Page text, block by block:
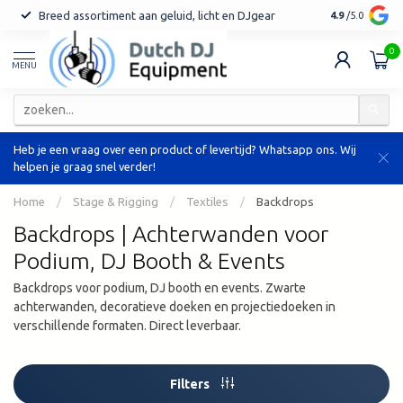
Breed assortiment aan geluid, licht en DJgear Tot 7 jaar
4.9 /5.0
MENU
0
Heb je een vraag over een product of levertijd? Whatsapp ons. Wij
helpen je graag snel verder!
Home / Stage & Rigging / Textiles / Backdrops
Backdrops | Achterwanden voor
Podium, DJ Booth & Events
Backdrops voor podium, DJ booth en events. Zwarte
achterwanden, decoratieve doeken en projectiedoeken in
verschillende formaten. Direct leverbaar.
Filters